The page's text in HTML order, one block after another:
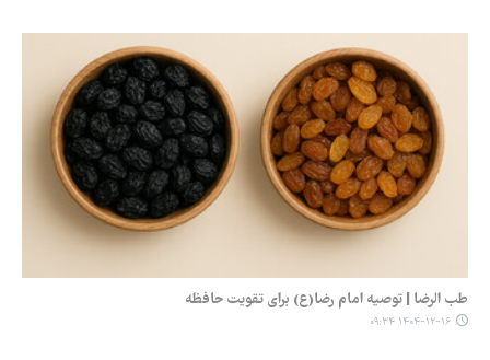
طب الرضا | توصیه امام رضا(ع) برای تقویت حافظه
۱۴۰۴-۱۲-۱۶ ۰۹:۳۴